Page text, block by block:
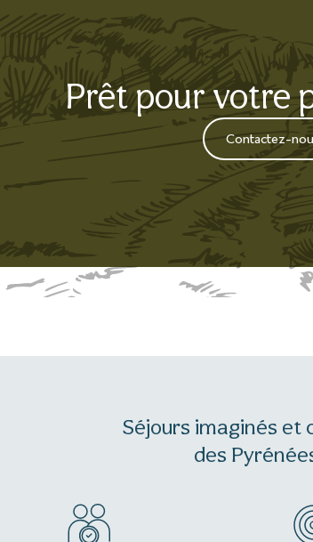
Prêt pour votre
Contactez-
Séjours imaginés et
des